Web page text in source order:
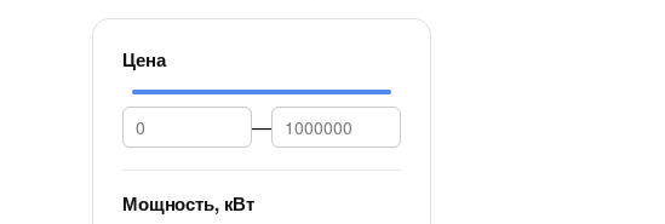
Цена
—
Мощность, кВт